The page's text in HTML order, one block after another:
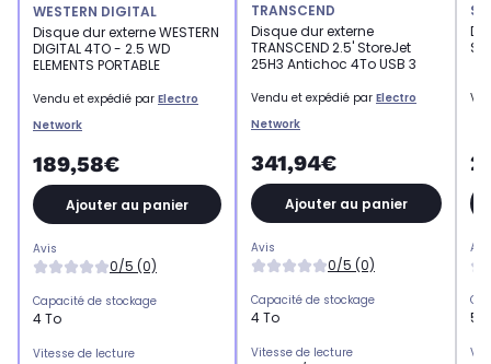
WESTERN DIGITAL
Disque dur externe WESTERN
DIGITAL 4TO - 2.5 WD
ELEMENTS PORTABLE
Vendu et expédié par Electro
Network
189,58€
Ajouter au panier
Avis
0/5 (0)
Capacité de stockage
4 To
Vitesse de lecture
TRANSCEND
Disque dur externe
TRANSCEND 2.5' StoreJet
25H3 Antichoc 4To USB 3
Vendu et expédié par Electro
Network
341,94€
Ajouter au panier
Avis
0/5 (0)
Capacité de stockage
4 To
Vitesse de lecture
5